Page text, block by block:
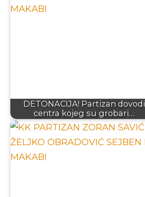
DETONACIJA! Partizan dovodi
centra kojeg su grobari…